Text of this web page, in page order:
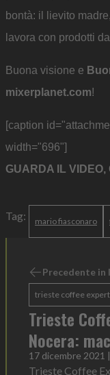
bontà: il lievito
lavora con prodotti
Buona visione e
mixerplanet.com!
[caption
width="696"]
GUARDA IL
Tag: mario fiasconaro
Precedente in
trieste coffee
Trieste
Nocera:
17 dicembre 2021 |
Trieste Coffee